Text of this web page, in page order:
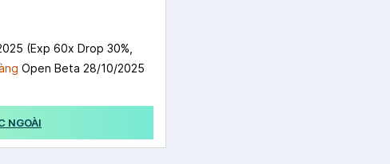
(Exp 60x Drop 30%,
Open Beta 28/10/2025
NGOÀI